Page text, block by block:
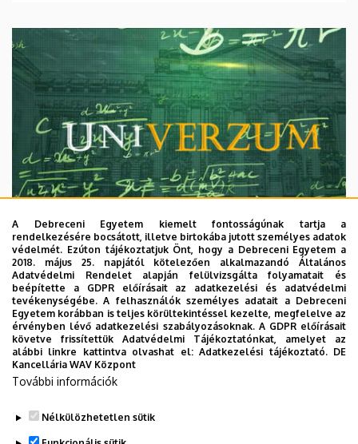
2026. augusztus 7.
Univerzum: A Debreceni Egyetem
titkos receptjei
KUTATÁS TUDOMÁNY
A Debreceni Egyetem kiemelt fontosságúnak tartja a
rendelkezésére bocsátott, illetve birtokába jutott személyes adatok
védelmét. Ezúton tájékoztatjuk Önt, hogy a Debreceni Egyetem a
2018. május 25. napjától kötelezően alkalmazandó Általános
Adatvédelmi Rendelet alapján felülvizsgálta folyamatait és
beépítette a GDPR előírásait az adatkezelési és adatvédelmi
tevékenységébe. A felhasználók személyes adatait a Debreceni
Egyetem korábban is teljes körültekintéssel kezelte, megfelelve az
érvényben lévő adatkezelési szabályozásoknak. A GDPR előírásait
követve frissítettük Adatvédelmi Tájékoztatónkat, amelyet az
alábbi linkre kattintva olvashat el:Adatkezelési tájékoztató. DE
Kancellária WAV Központ
További információk
Nélkülözhetetlen sütik